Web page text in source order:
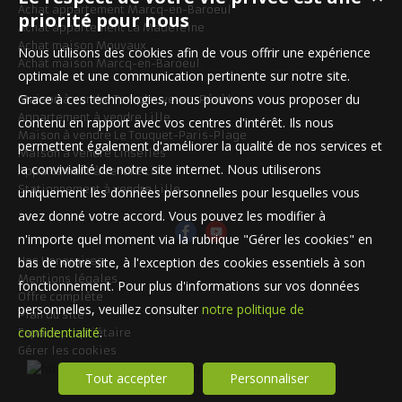
Achat appartement Marcq-en-Baroeul
Achat appartement La Madeleine
Achat maison Mouvaux
Achat maison Marcq-en-Baroeul
Maison à vendre Templeuve-en-Pévèle
Appartement à vendre Lille
Maison à vendre Le Touquet-Paris-Plage
Maison à vendre Linselles
Appartement à vendre Lille
Stationnement à vendre Lille
Nos Honoraires
Mentions légales
Offre complète
Plan du site
Espace propriétaire
Gérer les cookies
priorité pour nous
Nous utilisons des cookies afin de vous offrir une expérience
optimale et une communication pertinente sur notre site.
Grace à ces technologies, nous pouvons vous proposer du
contenu en rapport avec vos centres d'intérêt. Ils nous
permettent également d'améliorer la qualité de nos services et
la convivialité de notre site internet. Nous utiliserons
uniquement les données personnelles pour lesquelles vous
avez donné votre accord. Vous pouvez les modifier à
n'importe quel moment via la rubrique "Gérer les cookies" en
bas de notre site, à l'exception des cookies essentiels à son
fonctionnement. Pour plus d'informations sur vos données
personnelles, veuillez consulter notre politique de
confidentialité.
Tout accepter Personnaliser